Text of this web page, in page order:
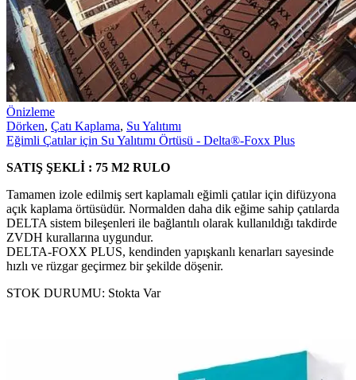
Önizleme
Dörken, Çatı Kaplama, Su Yalıtımı
Eğimli Çatılar için Su Yalıtımı Örtüsü - Delta®-Foxx Plus
SATIŞ ŞEKLİ : 75 M2 RULO
Tamamen izole edilmiş sert kaplamalı eğimli çatılar için difüzyona
açık kaplama örtüsüdür. Normalden daha dik eğime sahip çatılarda
DELTA sistem bileşenleri ile bağlantılı olarak kullanıldığı takdirde
ZVDH kurallarına uygundur.
DELTA-FOXX PLUS, kendinden yapışkanlı kenarları sayesinde
hızlı ve rüzgar geçirmez bir şekilde döşenir.
STOK DURUMU: Stokta Var